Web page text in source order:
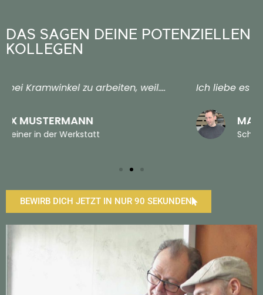
DAS SAGEN DEINE POTENZIELLEN
KOLLEGEN
Ich liebe es bei Kramwinkel zu arbeiten, weil....
MAX MUSTERMANN
Schreiner in der Werkstatt
BEWIRB DICH JETZT IN NUR 90 SEKUNDEN